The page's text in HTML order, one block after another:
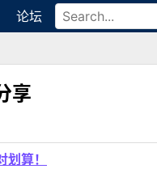
论坛
享
算！